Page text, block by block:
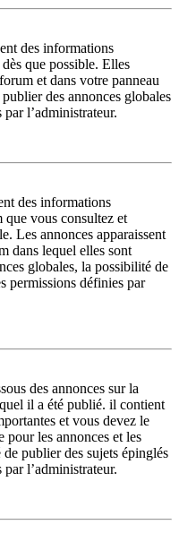
des informations
que possible. Elles
et dans votre panneau
des annonces globales
l’administrateur.
des informations
que vous consultez et
Les annonces apparaissent
dans lequel elles sont
globales, la possibilité de
permissions définies par
des annonces sur la
il a été publié. il contient
et vous devez le
pour les annonces et les
publier des sujets épinglés
l’administrateur.